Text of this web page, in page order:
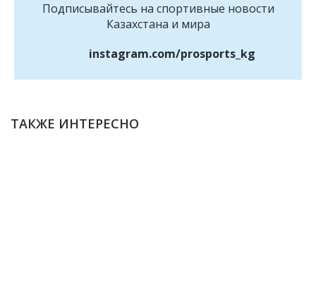
Подписывайтесь на cпортивные новости
Казахстана и мира
instagram.com/prosports_kg
ТАКЖЕ ИНТЕРЕСНО